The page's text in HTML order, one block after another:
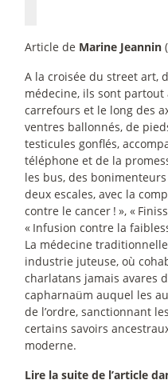
Article de Marine Jeannin
A la croisée du street art,
médecine, ils sont partout
carrefours et le long des
ventres ballonnés, de
testicules gonflés,
téléphone et de la
les bus, des
deux escales, avec la
contre le cancer ! », «
« Infusion contre la
La médecine
industrie juteuse, où
charlatans jamais avares
capharnaüm auquel les
de l’ordre, sanctionnant
certains savoirs
moderne.
Lire la suite de l’article